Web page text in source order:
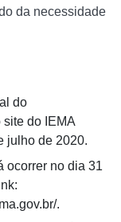
da necessidade
do
do IEMA
julho de 2020.
ocorrer no dia 31
.